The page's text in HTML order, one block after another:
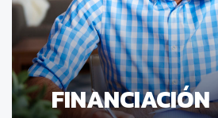
FINANCIACIÓN